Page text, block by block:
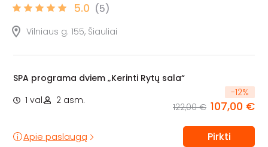
5.0 (5)
Vilniaus g. 155, Šiauliai
SPA programa dviem „Kerinti Rytų sala“
1 val.
2 asm.
-12%
122,00 € 107,00 €
Apie paslaugą Pirkti